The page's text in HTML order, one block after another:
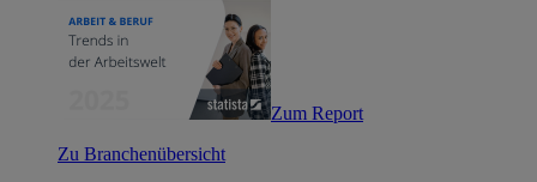
Zum Report
Zu Branchenübersicht